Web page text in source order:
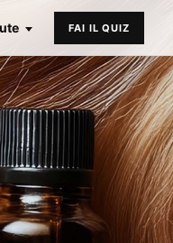
FAI IL QUIZ